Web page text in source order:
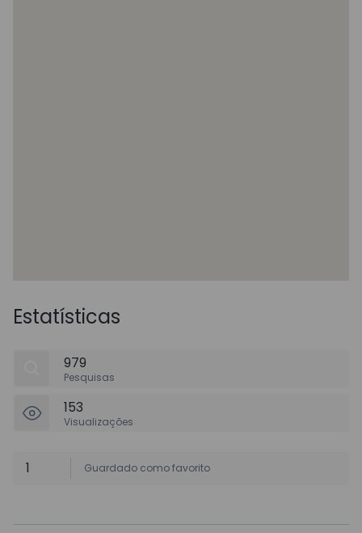
Estatísticas
979
Pesquisas
153
Visualizações
1 Guardado como favorito